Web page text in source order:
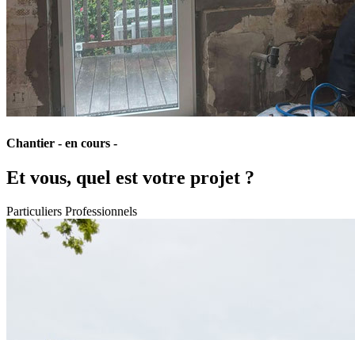
Chantier - en cours -
Et vous, quel est votre projet ?
Particuliers Professionnels